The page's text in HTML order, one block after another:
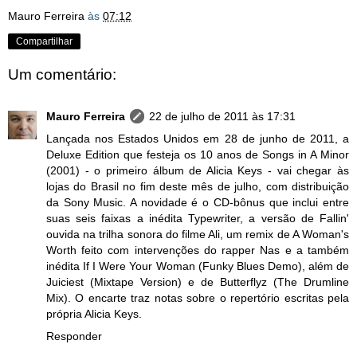
Mauro Ferreira às 07:12
Compartilhar
Um comentário:
Mauro Ferreira
22 de julho de 2011 às 17:31
Lançada nos Estados Unidos em 28 de junho de 2011, a
Deluxe Edition que festeja os 10 anos de Songs in A Minor
(2001) - o primeiro álbum de Alicia Keys - vai chegar às
lojas do Brasil no fim deste mês de julho, com distribuição
da Sony Music. A novidade é o CD-bônus que inclui entre
suas seis faixas a inédita Typewriter, a versão de Fallin'
ouvida na trilha sonora do filme Ali, um remix de A Woman's
Worth feito com intervenções do rapper Nas e a também
inédita If I Were Your Woman (Funky Blues Demo), além de
Juiciest (Mixtape Version) e de Butterflyz (The Drumline
Mix). O encarte traz notas sobre o repertório escritas pela
própria Alicia Keys.
Responder